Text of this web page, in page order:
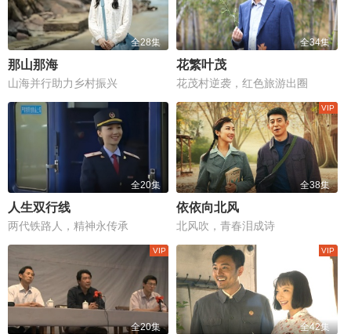
全28集
那山那海
山海并行助力乡村振兴
全34集
花繁叶茂
花茂村逆袭，红色旅游出圈
全20集
人生双行线
两代铁路人，精神永传承
全38集
依依向北风
北风吹，青春泪成诗
全20集 全42集